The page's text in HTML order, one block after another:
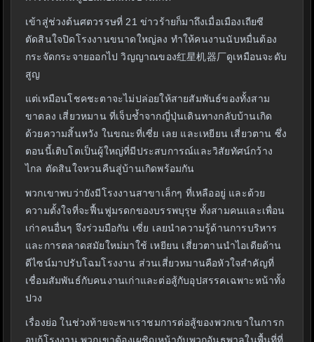
เข้าสู่ช่วงต้นศตวรรษที่ 21 ข่าวร้ายก็มาถึงเมื่อเมืองเถียซี
ตัดสินใจปิดโรงงานขนาดใหญ่ลง ทำให้คนงานนับหมื่นต้อง
กระจัดกระจายออกไป วิญญาณของ红星机器厂ดูเหมือนจะดับ
สูญ
แต่เหมือนโชคชะตาจะไม่ปล่อยให้สายสัมพันธ์ของทั้งสาม
ขาดลง เสี่ยวหมาน ที่เจ็บช้ำจากญี่ปุ่นเดินทางกลับบ้านเกิด
ด้วยความสิ้นหวัง ในขณะที่เซี่ย เลย และเหยียน เสี่ยวตาน ซึ่ง
ตอนนี้เติบโตเป็นผู้ใหญ่ที่มีประสบการณ์และวิสัยทัศน์กว้าง
ไกล ตัดสินใจหวนคืนสู่บ้านเกิดพร้อมกัน
พวกเขาพบว่ายังมีโรงงานสาขาเล็กๆ ที่เหลืออยู่ และด้วย
ความตั้งใจที่จะฟื้นฟูมรดกของบรรพบุรุษ ทั้งสามคนและเพื่อน
เก่าคนอื่นๆ จึงร่วมมือกัน เซี่ย เลยนำความรู้ด้านการบริหาร
และการตลาดสมัยใหม่มาใช้ เหยียน เสี่ยวตานนำไอเดียด้าน
ดีไซน์มาปรับโฉมโรงงาน ส่วนเสี่ยวหมานคือหัวใจสำคัญที่
เชื่อมสัมพันธ์กับคนงานเก่าและต่อสู้กับอุปสรรคเฉพาะหน้าทั้ง
ปวง
เรื่องย่อ ในช่วงท้ายจะพาเราชมการต่อสู้ของพวกเขาในการก